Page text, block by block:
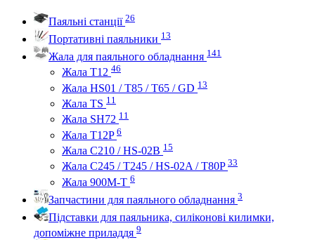
Паяльні станції 26
Портативні паяльники 13
Жала для паяльного обладнання 141
Жала Т12 46
Жала HS01 / T85 / T65 / GD 13
Жала TS 11
Жала SH72 11
Жала T12P 6
Жала C210 / HS-02B 15
Жала C245 / T245 / HS-02A / T80P 33
Жала 900M-T 6
Запчастини для паяльного обладнання 3
Підставки для паяльника, силіконові килимки,
допоміжне приладдя 9